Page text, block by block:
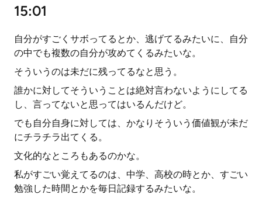
15:01
自分がすごくサボってるとか、逃げてるみたいに、自分
の中でも複数の自分が攻めてくるみたいな。
そういうのは未だに残ってるなと思う。
誰かに対してそういうことは絶対言わないようにしてる
し、言ってないと思ってはいるんだけど。
でも自分自身に対しては、かなりそういう価値観が未だ
にチラチラ出てくる。
文化的なところもあるのかな。
私がすごい覚えてるのは、中学、高校の時とか、すごい
勉強した時間とかを毎日記録するみたいな。